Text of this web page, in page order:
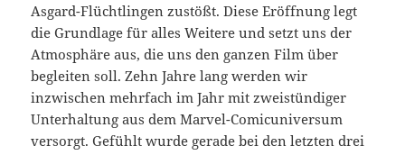
Asgard-Flüchtlingen zustößt. Diese Eröffnung legt
die Grundlage für alles Weitere und setzt uns der
Atmosphäre aus, die uns den ganzen Film über
begleiten soll. Zehn Jahre lang werden wir
inzwischen mehrfach im Jahr mit zweistündiger
Unterhaltung aus dem Marvel-Comicuniversum
versorgt. Gefühlt wurde gerade bei den letzten drei